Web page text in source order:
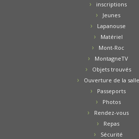
inscriptions
Jeunes
Lapanouse
Matériel
Mont-Roc
MontagneTV
Objets trouvés
Ouverture de la salle
Passeports
Photos
Rendez-vous
Repas
Sécurité